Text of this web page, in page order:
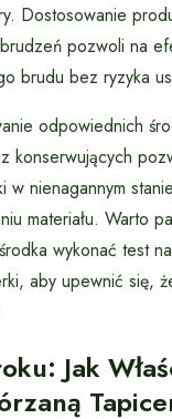
Dostosowanie
pozwoli na
brudu bez ryzyka
odpowiednich
konserwujących
w nienagannym
materiału. Warto
wykonać test
aby upewnić się,
Jak